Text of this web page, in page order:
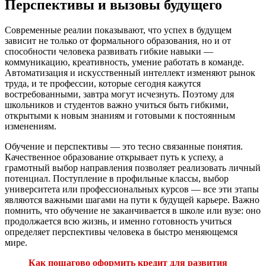
Перспективы и вызовы будущего
Современные реалии показывают, что успех в будущем
зависит не только от формального образования, но и от
способности человека развивать гибкие навыки —
коммуникацию, креативность, умение работать в команде.
Автоматизация и искусственный интеллект изменяют рынок
труда, и те профессии, которые сегодня кажутся
востребованными, завтра могут исчезнуть. Поэтому для
школьников и студентов важно учиться быть гибкими,
открытыми к новым знаниям и готовыми к постоянным
изменениям.
Обучение и перспективы — это тесно связанные понятия.
Качественное образование открывает путь к успеху, а
грамотный выбор направления позволяет реализовать личный
потенциал. Поступление в профильные классы, выбор
университета или профессиональных курсов — все эти этапы
являются важными шагами на пути к будущей карьере. Важно
помнить, что обучение не заканчивается в школе или вузе: оно
продолжается всю жизнь, и именно готовность учиться
определяет перспективы человека в быстро меняющемся
мире.
Как пошагово оформить кредит для развития